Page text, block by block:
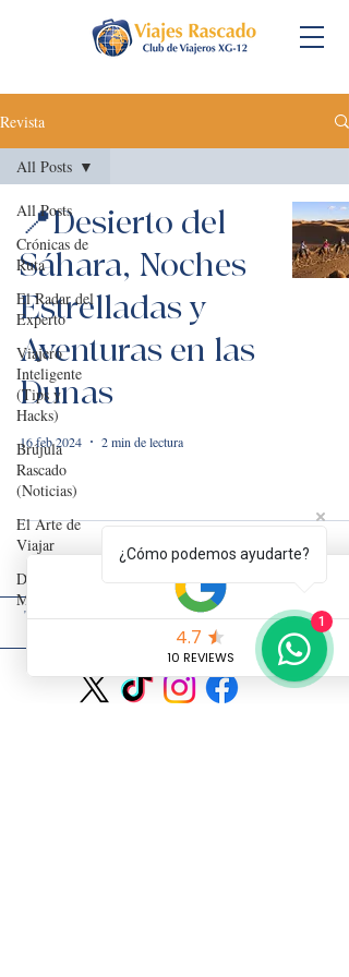
Revista
All Posts
Crónicas de
Ruta
El Radar del
Experto
Viajero
Inteligente
(Tips y
Hacks)
Brújula
Rascado
(Noticias)
El Arte de
Viajar
Detrás del
Mostrador
All Posts
📍Desierto del
Sáhara, Noches
Estrelladas y
Aventuras en las
Dunas
16 feb 2024 2 min de lectura
"Cada viaje es una oportunidad para crear tus propias historias
y transformar lo que ves en inolvidables recuerdos".
¿Cómo podemos ayudarte?
1